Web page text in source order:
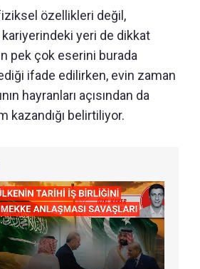
özellikleri değil,
kariyerindeki yeri de dikkat
pek çok eserini burada
ifade edilirken, evin zaman
hayranları açısından da
kazandığı belirtiliyor.